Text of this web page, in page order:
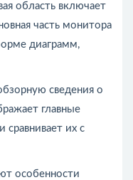
область включает
часть монитора
диаграмм,
сведения о
главные
сравнивает их с
особенности